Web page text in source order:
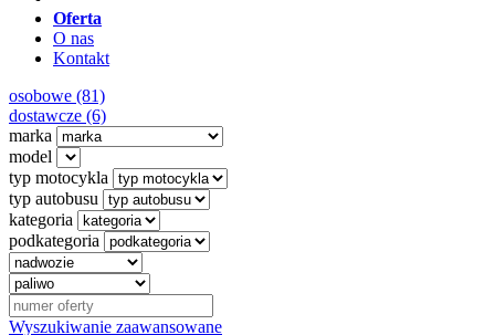
Oferta
O nas
Kontakt
osobowe (81)
dostawcze (6)
marka
model
typ motocykla
typ autobusu
kategoria
podkategoria
Wyszukiwanie zaawansowane